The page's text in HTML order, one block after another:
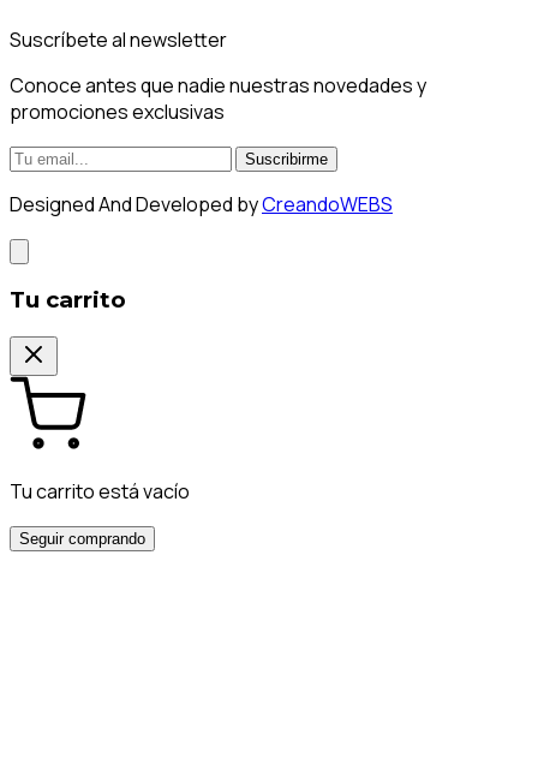
Suscríbete al newsletter
Conoce antes que nadie nuestras novedades y
promociones exclusivas
Suscribirme
Designed And Developed byCreandoWEBS
Tu carrito
Tu carrito está vacío
Seguir comprando